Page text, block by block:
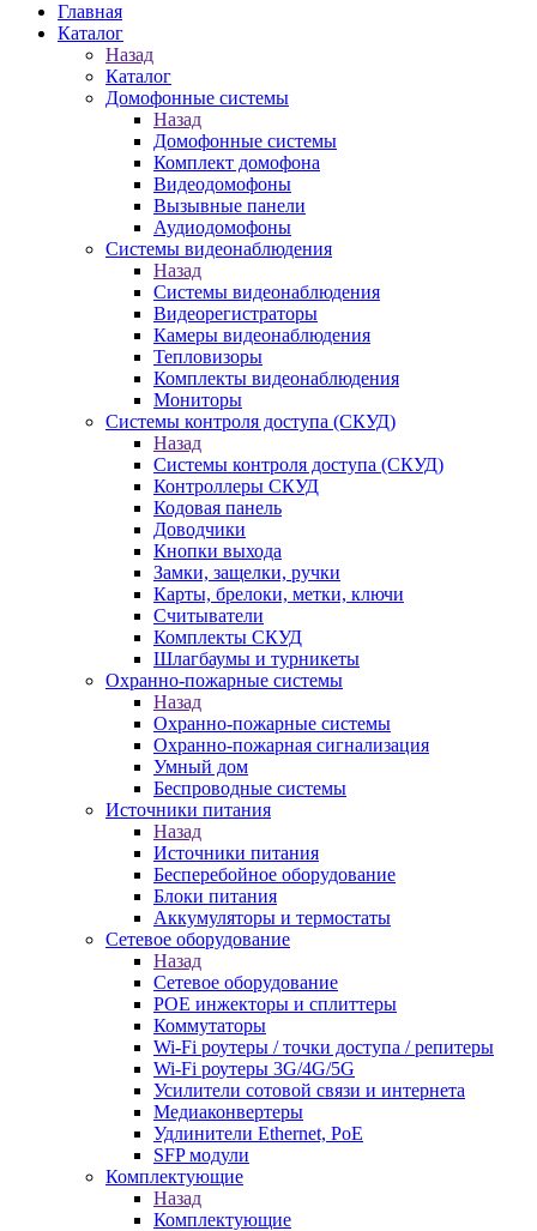
Главная
Каталог
Назад
Каталог
Домофонные системы
Назад
Домофонные системы
Комплект домофона
Видеодомофоны
Вызывные панели
Аудиодомофоны
Системы видеонаблюдения
Назад
Системы видеонаблюдения
Видеорегистраторы
Камеры видеонаблюдения
Тепловизоры
Комплекты видеонаблюдения
Мониторы
Системы контроля доступа (СКУД)
Назад
Системы контроля доступа (СКУД)
Контроллеры СКУД
Кодовая панель
Доводчики
Кнопки выхода
Замки, защелки, ручки
Карты, брелоки, метки, ключи
Считыватели
Комплекты СКУД
Шлагбаумы и турникеты
Охранно-пожарные системы
Назад
Охранно-пожарные системы
Охранно-пожарная сигнализация
Умный дом
Беспроводные системы
Источники питания
Назад
Источники питания
Бесперебойное оборудование
Блоки питания
Аккумуляторы и термостаты
Сетевое оборудование
Назад
Сетевое оборудование
POE инжекторы и сплиттеры
Коммутаторы
Wi-Fi роутеры / точки доступа / репитеры
Wi-Fi роутеры 3G/4G/5G
Усилители сотовой связи и интернета
Медиаконвертеры
Удлинители Ethernet, PoE
SFP модули
Комплектующие
Назад
Комплектующие